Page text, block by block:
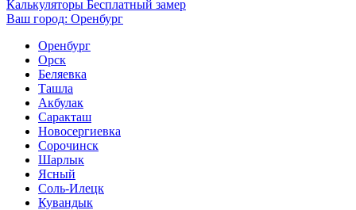
Калькуляторы Бесплатный замер
Ваш город: Оренбург
Оренбург
Орск
Беляевка
Ташла
Акбулак
Саракташ
Новосергиевка
Сорочинск
Шарлык
Ясный
Соль-Илецк
Кувандык